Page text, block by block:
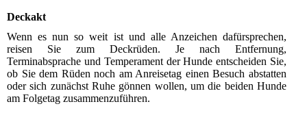
Deckakt
Wenn es nun so weit ist und alle Anzeichen dafürsprechen,
reisen Sie zum Deckrüden. Je nach Entfernung,
Terminabsprache und Temperament der Hunde entscheiden Sie,
ob Sie dem Rüden noch am Anreisetag einen Besuch abstatten
oder sich zunächst Ruhe gönnen wollen, um die beiden Hunde
am Folgetag zusammenzuführen.